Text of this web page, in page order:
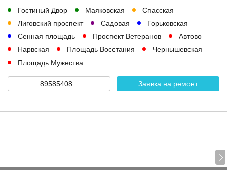
Гостиный Двор Маяковская
Спасская
Лиговский проспект
Садовая
Горьковская
Сенная площадь
Проспект Ветеранов
Автово
Нарвская
Площадь Восстания
Чернышевская
Площадь Мужества
89585408... Заявка на ремонт